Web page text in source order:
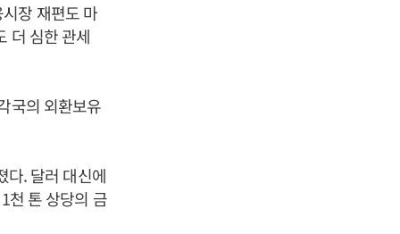
장 재편도 마
더 심한 관세
국의 외환보유
다. 달러 대신에
천 톤 상당의 금